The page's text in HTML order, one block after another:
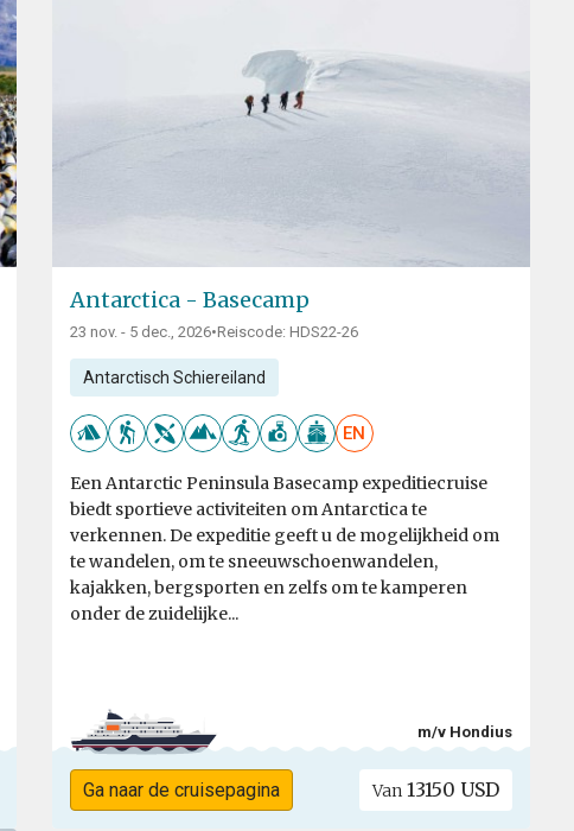
Antarctica - Basecamp
23 nov. - 5 dec., 2026•Reiscode: HDS22-26
Antarctisch Schiereiland
EN
Een Antarctic Peninsula Basecamp expeditiecruise
biedt sportieve activiteiten om Antarctica te
verkennen. De expeditie geeft u de mogelijkheid om
te wandelen, om te sneeuwschoenwandelen,
kajakken, bergsporten en zelfs om te kamperen
onder de zuidelijke...
m/v Hondius
Ga naar de cruisepagina Van 13150 USD